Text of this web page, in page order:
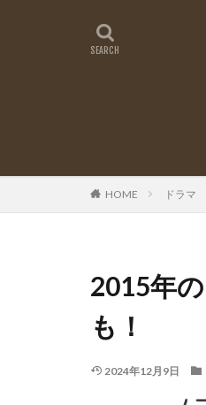
HOME ドラマ
2015年
も！
2024年12月9日